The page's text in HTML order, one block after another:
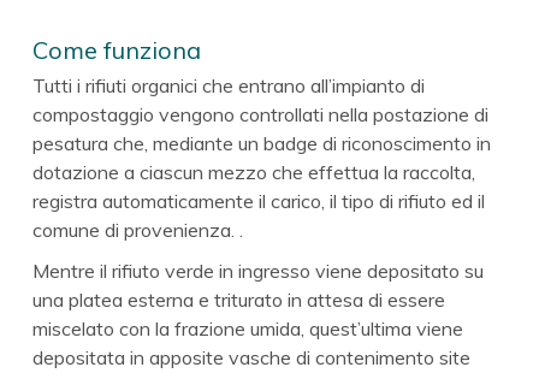
Come funziona
Tutti i rifiuti organici che entrano all’impianto di
compostaggio vengono controllati nella postazione di
pesatura che, mediante un badge di riconoscimento in
dotazione a ciascun mezzo che effettua la raccolta,
registra automaticamente il carico, il tipo di rifiuto ed il
comune di provenienza. .
Mentre il rifiuto verde in ingresso viene depositato su
una platea esterna e triturato in attesa di essere
miscelato con la frazione umida, quest’ultima viene
depositata in apposite vasche di contenimento site